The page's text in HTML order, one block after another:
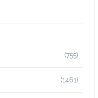
(755)
(1461)